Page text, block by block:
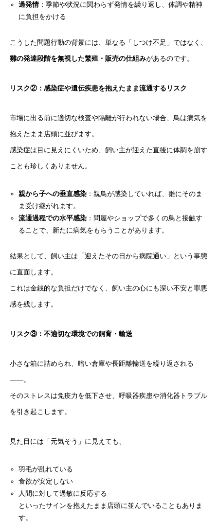
過発情：季節や状況に関わらず発情を繰り返し、体調や精神
に負担をかける
こうした問題行動の背景には、単なる「しつけ不足」ではなく、
雛の発達段階を無視した繁殖・販売の仕組みがあるのです。
リスク②：感染症や遺伝疾患を抱えたまま流通するリスク
市場に出る前に適切な検査や隔離が行われない場合、鳥は病気を
抱えたまま店頭に並びます。
感染症は目に見えにくいため、飼い主が迎えた直後に体調を崩す
ことも珍しくありません。
親から子への垂直感染 ：親鳥が感染していれば、雛にそのま
ま受け継がれます。
流通過程での水平感染 ：問屋やショップで多くの鳥と接触す
ることで、新たに病気をもらうことがあります。
結果として、飼い主は「迎えたその日から病院通い」という事態
に直面します。
これは金銭的な負担だけでなく、飼い主の心にも深い不安と罪悪
感を残します。
リスク③：不適切な環境での飼育・輸送
小さな箱に詰められ、暗い倉庫や長距離輸送を繰り返される
――。
そのストレスは免疫力を低下させ、呼吸器疾患や消化器トラブル
を引き起こします。
見た目には「元気そう」に見えても、
羽毛が乱れている
食欲が安定しない
人間に対して過敏に反応する
といったサインを抱えたまま店頭に並んでいることもありま
す。